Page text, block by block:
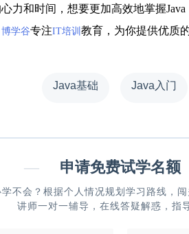
和时间，想要更加高效地掌握Java
博学谷专注IT培训 教育，为你提供优质
Java基础 Java入门
— 申请免费试学名
不会？根据个人情况规划学习路线，
讲师一对一辅导，在线答疑解惑，指